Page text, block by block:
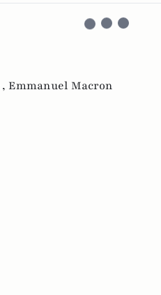
Emmanuel Macron